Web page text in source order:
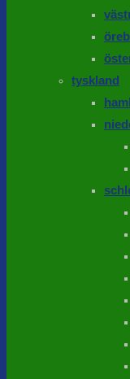
tyskland